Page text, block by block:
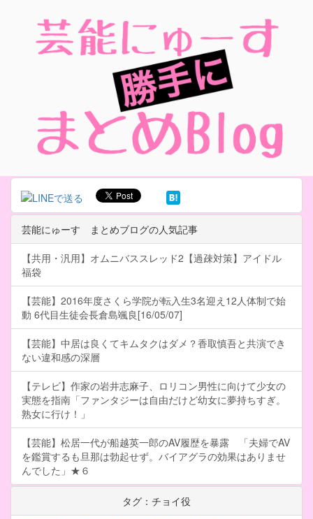
芸能にゅーす まとめブログの人気記事
【共用・汎用】オムニバススレッド2【過疎対策】アイドル
福袋
【芸能】2016年度さくら学院が転入生3名迎え12人体制で始
動 6代目生徒会長倉島颯良[16/05/07]
【芸能】中居は良くてキムタクはダメ？香取慎吾と共演でき
ない違和感の深層
【テレビ】作家の岩井志麻子、ロリコン男性に向けて少女の
実態を指南「ファンタジーは自由だけど幼女に夢持ちすぎ。
熟女に行け！」
【芸能】松居一代が船越英一郎のAV履歴を暴露 「夫婦でAV
を鑑賞するも旦那は勃起せず。バイアグラの効果はありませ
んでした」★６
タグ：チョイ役